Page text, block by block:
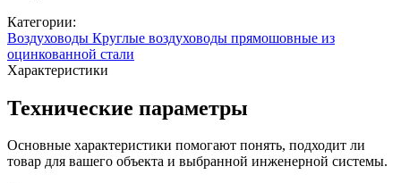
Категории:
Воздуховоды Круглые воздуховоды прямошовные из
оцинкованной стали
Характеристики
Технические параметры
Основные характеристики помогают понять, подходит ли
товар для вашего объекта и выбранной инженерной системы.